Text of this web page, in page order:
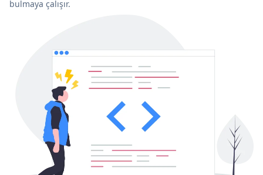
bulmaya çalışır.